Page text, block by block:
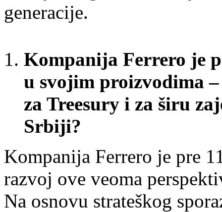
generacije.
Kompanija Ferrero je
u svojim proizvodima
za Treesury i za širu
Srbiji?
Kompanija Ferrero je pre
razvoj ove veoma
Na osnovu strateškog